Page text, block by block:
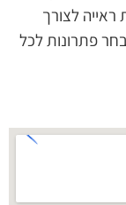
ראייה לצורך
פתרונות לכל